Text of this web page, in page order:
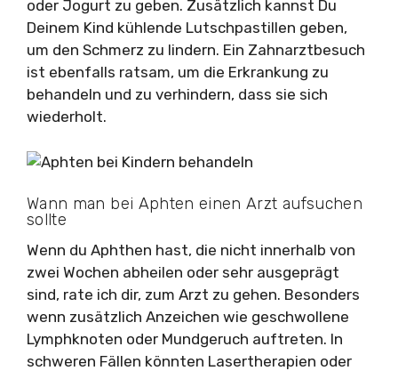
oder Jogurt zu geben. Zusätzlich kannst Du
Deinem Kind kühlende Lutschpastillen geben,
um den Schmerz zu lindern. Ein Zahnarztbesuch
ist ebenfalls ratsam, um die Erkrankung zu
behandeln und zu verhindern, dass sie sich
wiederholt.
Wann man bei Aphten einen Arzt aufsuchen
sollte
Wenn du Aphthen hast, die nicht innerhalb von
zwei Wochen abheilen oder sehr ausgeprägt
sind, rate ich dir, zum Arzt zu gehen. Besonders
wenn zusätzlich Anzeichen wie geschwollene
Lymphknoten oder Mundgeruch auftreten. In
schweren Fällen könnten Lasertherapien oder